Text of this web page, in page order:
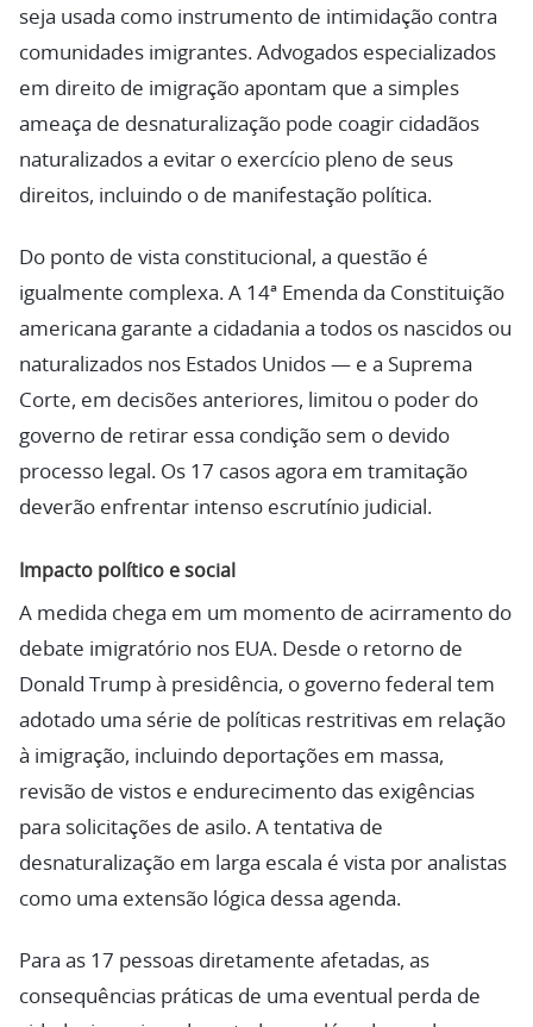
seja usada como instrumento de intimidação contra
comunidades imigrantes. Advogados especializados
em direito de imigração apontam que a simples
ameaça de desnaturalização pode coagir cidadãos
naturalizados a evitar o exercício pleno de seus
direitos, incluindo o de manifestação política.
Do ponto de vista constitucional, a questão é
igualmente complexa. A 14ª Emenda da Constituição
americana garante a cidadania a todos os nascidos ou
naturalizados nos Estados Unidos — e a Suprema
Corte, em decisões anteriores, limitou o poder do
governo de retirar essa condição sem o devido
processo legal. Os 17 casos agora em tramitação
deverão enfrentar intenso escrutínio judicial.
Impacto político e social
A medida chega em um momento de acirramento do
debate imigratório nos EUA. Desde o retorno de
Donald Trump à presidência, o governo federal tem
adotado uma série de políticas restritivas em relação
à imigração, incluindo deportações em massa,
revisão de vistos e endurecimento das exigências
para solicitações de asilo. A tentativa de
desnaturalização em larga escala é vista por analistas
como uma extensão lógica dessa agenda.
Para as 17 pessoas diretamente afetadas, as
consequências práticas de uma eventual perda de